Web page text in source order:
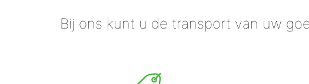
Bij ons kunt u de transport van uw